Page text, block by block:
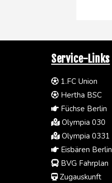
Service-Links
1.FC Union
Hertha BSC
Füchse Berlin
Olympia 030
Olympia 0331
Eisbären Berlin
BVG Fahrplan
Zugauskunft